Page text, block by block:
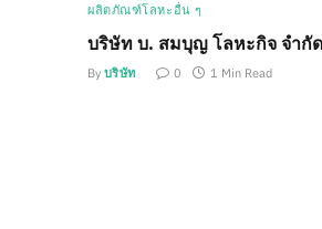
ผลิตภัณฑ์โลหะอื่น ๆ
บริษัท บ. สมบุญ โลหะกิจ จำกัด
By บริษัท 0 1 Min Read